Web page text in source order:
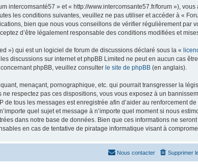
intercomsanté57 » et « http://www.intercomsante57.fr/forum »), vous
les conditions suivantes, veuillez ne pas utiliser et accéder à «
bien que nous vous conseillons de vérifier régulièrement par
d’être légalement responsable des conditions modifiées et
») qui est un logiciel de forum de discussions déclaré sous la «
discussions sur internet et phpBB Limited ne peut en aucun cas
phpBB, veuillez consulter le site de phpBB (en anglais).
menaçant, pornographique, etc. qui pourrait transgresser la
respectez pas ces dispositions, vous vous exposez à un
tous les messages est enregistrée afin d’aider au renforcement
quel sujet et message à n’importe quel moment si nous
dans notre base de données. Bien que ces informations ne
en cas de tentative de piratage informatique visant à
Supprimer
Nous contacter